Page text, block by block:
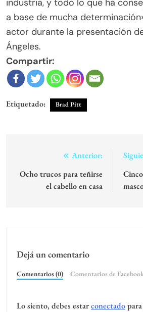
industria, y todo lo que ha
a base de mucha
actor durante la presentación
Ángeles.
Compartir:
Etiquetado: Brad Pitt
Navegación
de
entradas
Anterior:
Ocho trucos para teñirse
el cabello en casa
Dejá un comentario
Comentarios (0) Comentarios de
Lo siento, debes estarconectado